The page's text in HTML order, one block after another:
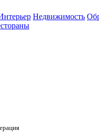
Недвижимость